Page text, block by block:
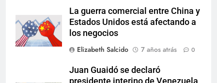
La guerra comercial entre China y
Estados Unidos está afectando a
los negocios
Elizabeth Salcido
7 años atrás 0
Juan Guaidó se declaró